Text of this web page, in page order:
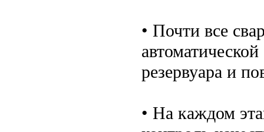
• Почти все
резервуара и
• На каждом